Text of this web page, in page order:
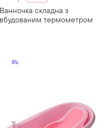
Ванночка складна з
вбудованим термометром